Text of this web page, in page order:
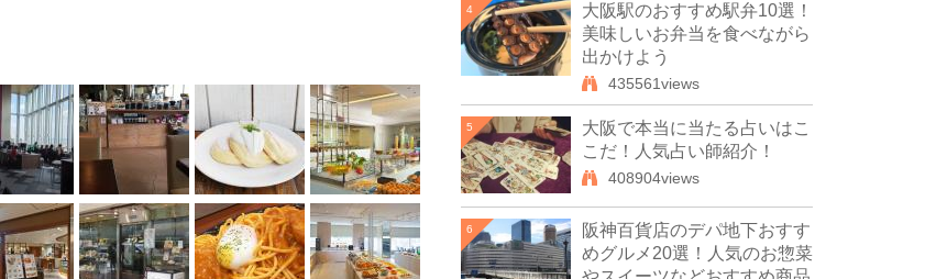
4
大阪駅のおすすめ駅弁10選！
美味しいお弁当を食べながら
出かけよう
435561views
5
大阪で本当に当たる占いはこ
こだ！人気占い師紹介！
408904views
6
阪神百貨店のデパ地下おすす
めグルメ20選！人気のお惣菜